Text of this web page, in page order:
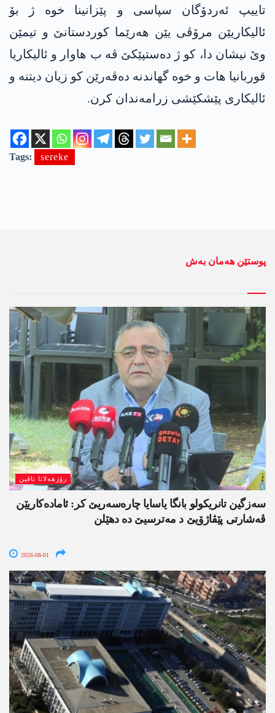
تاییپ ئەردۆگان سپاسی و پێزانینا خوە ژ بۆ
ئالیکاریێن مرۆڤی یێن هەرێما کوردستانێ و تیمێن
وێ نیشان دا، کو ژ دەستپێکێ ڤە ب هاوار و ئالیکاریا
قوربانیا هات و خوە گهاندنە دەڤەرێن كو زیان دیتنە و
ئالیکاری پێشکێشی زرامەندان کرن.
Tags: sereke
پوستێن ھەمان بەش
رۆژھەلاتا ناڤین
سەزگین تانریکولو بانگا یاسایا چارەسەریێ کر: ئامادەکاریێن
ڤەشارتی پێڤاژۆیێ د مەترسیێ دە دھێلن
2026-08-01